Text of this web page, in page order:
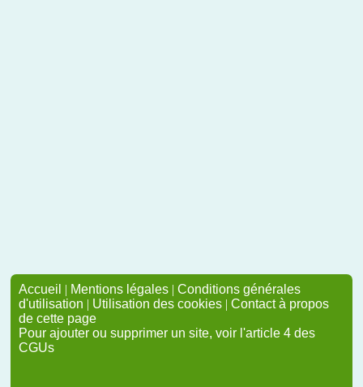
Accueil | Mentions légales | Conditions générales
d'utilisation | Utilisation des cookies | Contact à propos
de cette page
Pour ajouter ou supprimer un site, voir l'article 4 des
CGUs